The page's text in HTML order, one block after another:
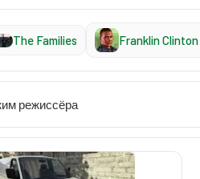
The Families Franklin Clinton
режиссёра